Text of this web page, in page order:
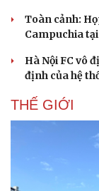
Toàn cảnh:
Campuchia tại
Hà Nội FC vô
định của hệ
THẾ GIỚI